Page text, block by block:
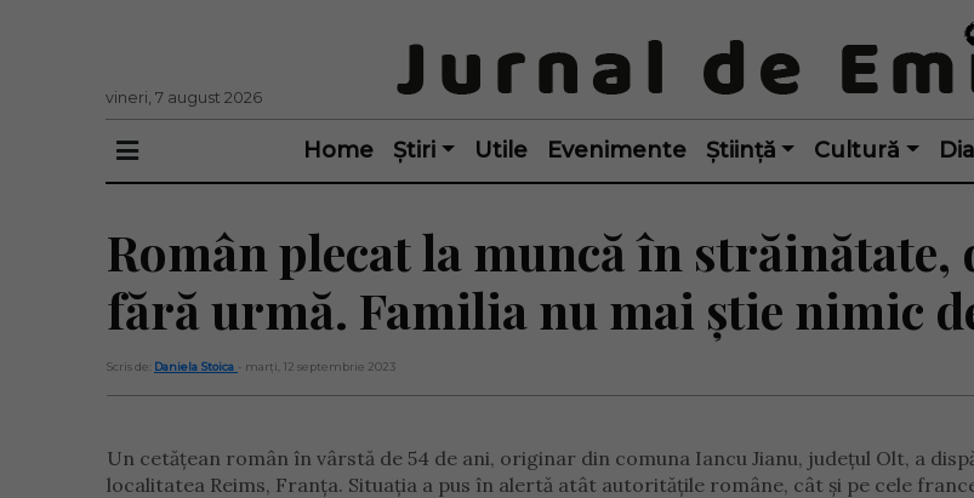
vineri, 7 august 2026
Home Știri Utile Evenimente Știință Cultură
Român plecat la muncă în
fără urmă. Familia nu mai știe nimic
Scris de: Daniela Stoica - marți, 12 septembrie 2023
Un cetățean român în vârstă de 54 de ani, originar din comuna Iancu Jianu, județul Olt, a
localitatea Reims, Franța. Situația a pus în alertă atât autoritățile române, cât și pe cele